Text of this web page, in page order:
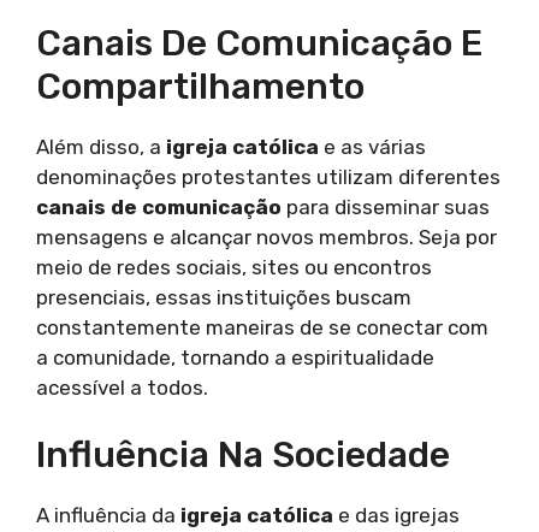
Canais De Comunicação E
Compartilhamento
Além disso, a igreja católica e as várias
denominações protestantes utilizam diferentes
canais de comunicação para disseminar suas
mensagens e alcançar novos membros. Seja por
meio de redes sociais, sites ou encontros
presenciais, essas instituições buscam
constantemente maneiras de se conectar com
a comunidade, tornando a espiritualidade
acessível a todos.
Influência Na Sociedade
A influência da igreja católica e das igrejas